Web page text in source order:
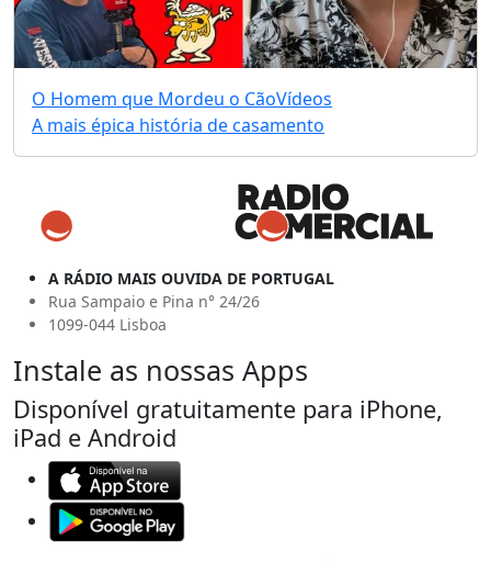
O Homem que Mordeu o CãoVídeos
A mais épica história de casamento
A RÁDIO MAIS OUVIDA DE PORTUGAL
Rua Sampaio e Pina n° 24/26
1099-044 Lisboa
Instale as nossas Apps
Disponível gratuitamente para iPhone,
iPad e Android